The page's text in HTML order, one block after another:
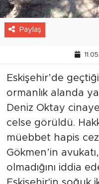
Paylaş
Eskişehir’de
ormanlık alanda
Deniz Oktay
celse görüldü.
müebbet hapis
Gökmen’in
olmadığını iddia